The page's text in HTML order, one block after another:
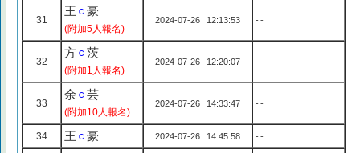
31
王 ○豪
(附加5人報名)
2024-07-26 12:13:53 --
32
方○茨
(附加1人報名)
2024-07-26 12:20:07 --
33
余 ○芸
(附加10人報名)
2024-07-26 14:33:47 --
34 王 ○豪 2024-07-26 14:45:58 --